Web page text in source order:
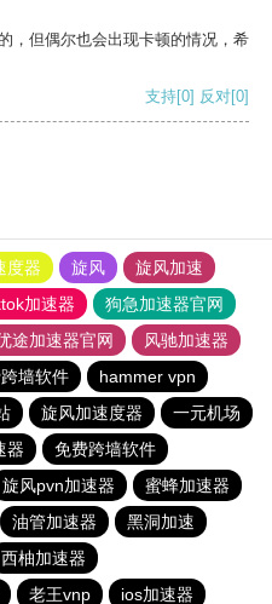
，但偶尔也会出现卡顿的情况，希
支持[0] 反对[0]
度器 旋风
旋风加速
加速器
狗急加速器官网
途加速器官网
风驰加速器
墙软件
hammer vpn
旋风加速度器
一元机场
器
免费跨墙软件
旋风pvn加速器
蜜蜂加速器
油管加速器
黑洞加速
西柚加速器
老王vnp ios加速器